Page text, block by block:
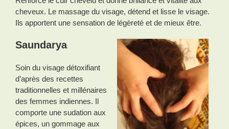
cheveux. Le massage du visage, détend et lisse le visage.
Ils apportent une sensation de légèreté et de mieux être.
Saundarya
Soin du visage détoxifiant
d’après des recettes
traditionnelles et millénaires
des femmes indiennes. Il
comporte une sudation aux
épices, un gommage aux